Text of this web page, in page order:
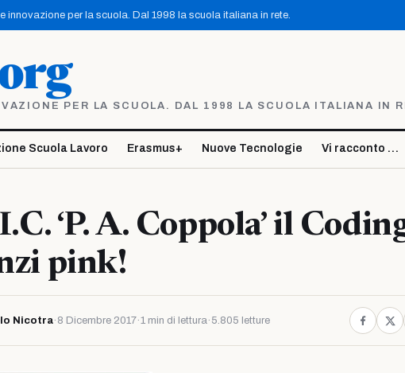
innovazione per la scuola. Dal 1998 la scuola italiana in rete.
PER LA SCUOLA. DAL 1998 LA SCUOLA ITALIANA IN
Scuola Lavoro Erasmus+ Nuove Tecnologie Vi racconto …
‘P. A. Coppola’ il
pink!
Nicotra· 8 Dicembre 2017·1 min di lettura· 5.805 letture